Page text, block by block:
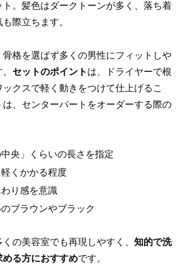
ト。髪色はダークトーンが多く、落ち着
際立ちます。
骨格を選ばず多くの男性にフィットしや
セットのポイント は、ドライヤーで根
クスで軽く動きをつけて仕上げるこ
は、センターパートをオーダーする際の
央」くらいの長さを指定
くかかる程度
わり感を意識
ブラウンやブラック
の美容室でも再現しやすく、 知的で洗
る方におすすめです。